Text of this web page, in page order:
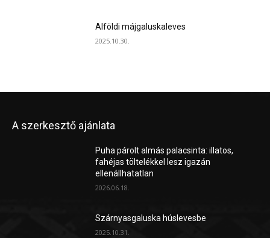
Alföldi májgaluskaleves
2025.10.30.
A szerkesztő ajánlata
Puha párolt almás palacsinta: illatos,
fahéjas töltelékkel lesz igazán
ellenállhatatlan
2026.06.18.
Szárnyasgaluska húslevesbe
2025.10.31.